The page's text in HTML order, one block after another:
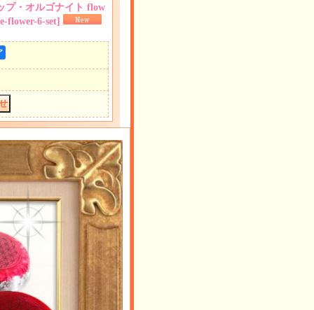
プ・オルゴナイト flow
flower-6-set]